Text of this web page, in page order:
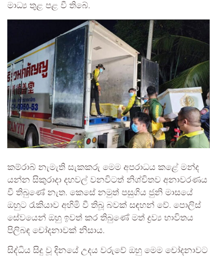
මාධ්‍ය තුළ පළ වී තිබේ.
කම්රාබ් නැමැති සැකකරු මෙම අපරාධය කළේ මන්ද
යන්න සිකුරාදා දහවල් වනවිටත් නිශ්චිතව අනාවරණය
වී තිබුණේ නැත. කෙසේ නමුත් පසුගිය ජුනි මාසයේ
ඔහුට රැකියාව අහිමි වී තිබූ බවක් සඳහන් වේ. පොලිස්
සේවයෙන් ඔහු ඉවත් කර තිබුණේ මත් ද්‍රව්‍ය භාවිතය
පිලිබඳ චෝදනාවක් නිසාය.
සිද්ධිය සිදු වූ දිනයේ උදය වරුවේ ඔහු මෙම චෝදනාවට